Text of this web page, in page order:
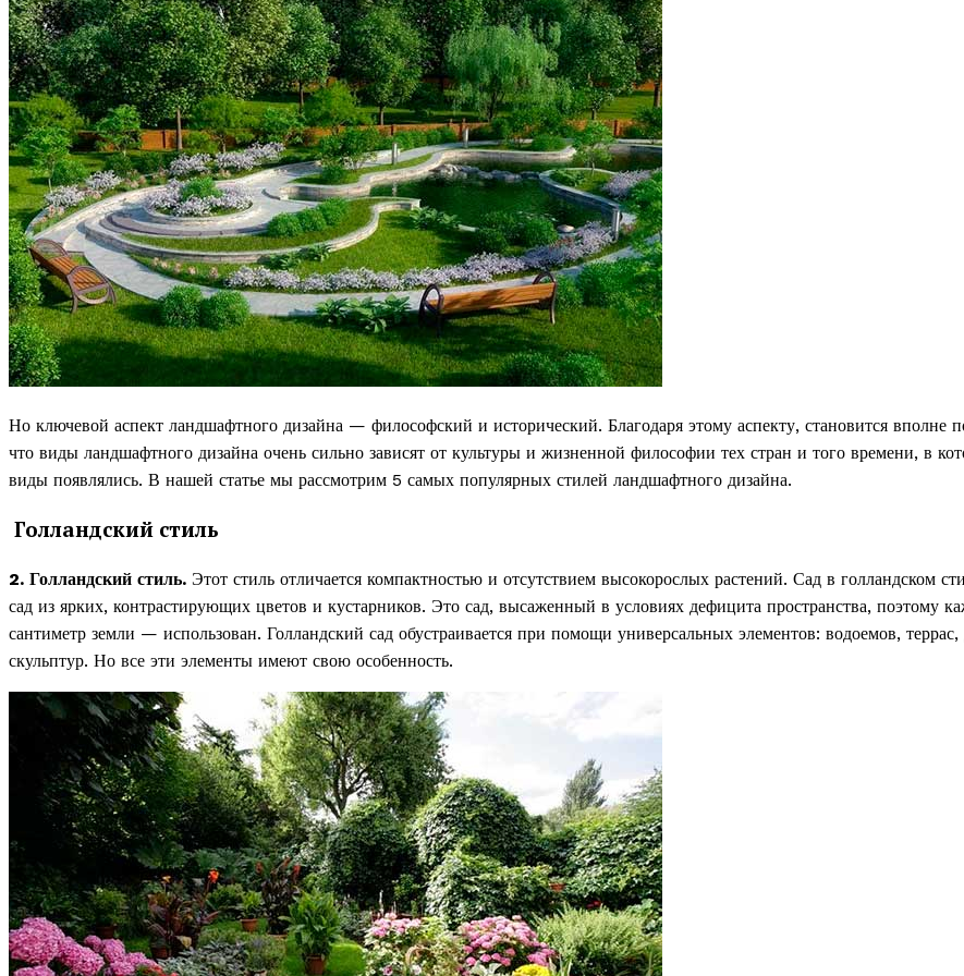
Но ключевой аспект ландшафтного дизайна — философский и исторический. Благодаря этому аспекту, становится вполне
что виды ландшафтного дизайна очень сильно зависят от культуры и жизненной философии тех стран и того времени, в
виды появлялись. В нашей статье мы рассмотрим 5 самых популярных стилей ландшафтного дизайна.
Голландский стиль
2. Голландский стиль. Этот стиль отличается компактностью и отсутствием высокорослых растений. Сад в голландском
сад из ярких, контрастирующих цветов и кустарников. Это сад, высаженный в условиях дефицита пространства, поэтому
сантиметр земли — использован. Голландский сад обустраивается при помощи универсальных элементов: водоемов,
скульптур. Но все эти элементы имеют свою особенность.